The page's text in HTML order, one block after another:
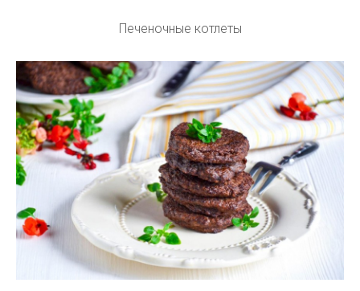
Печеночные котлеты